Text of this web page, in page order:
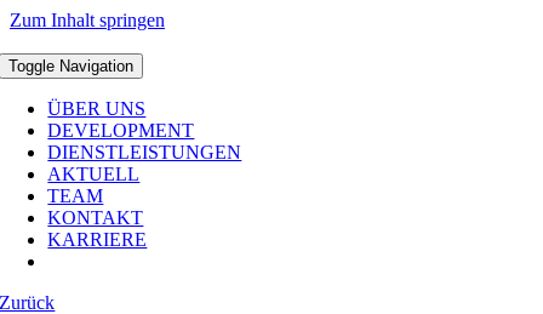
Zum Inhalt springen
Toggle Navigation
ÜBER UNS
DEVELOPMENT
DIENSTLEISTUNGEN
AKTUELL
TEAM
KONTAKT
KARRIERE
Zurück